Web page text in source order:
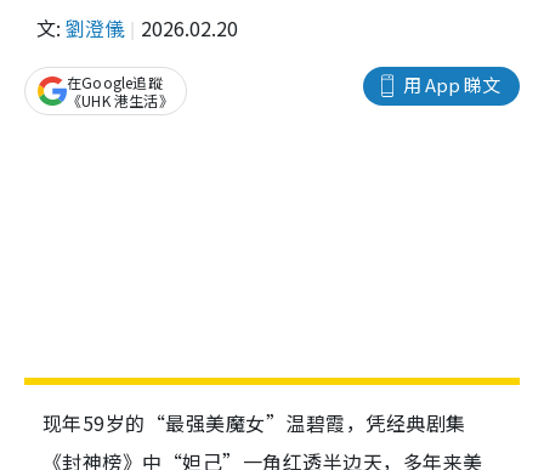
文: 劉澄儀 2026.02.20
用 App 睇文
在Google追蹤
《UHK 港生活》
现年59岁的“最强美魔女”温碧霞，凭经典剧集
《封神榜》中“妲己”一角红透半边天，多年来美